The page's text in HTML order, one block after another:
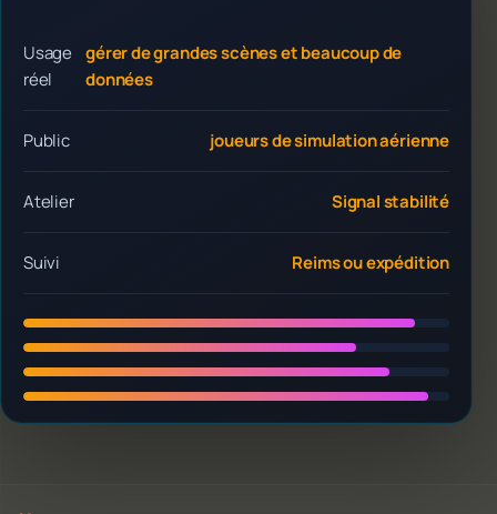
Usage
réel
gérer de grandes scènes et beaucoup de
données
Public joueurs de simulation aérienne
Atelier Signal stabilité
Suivi Reims ou expédition